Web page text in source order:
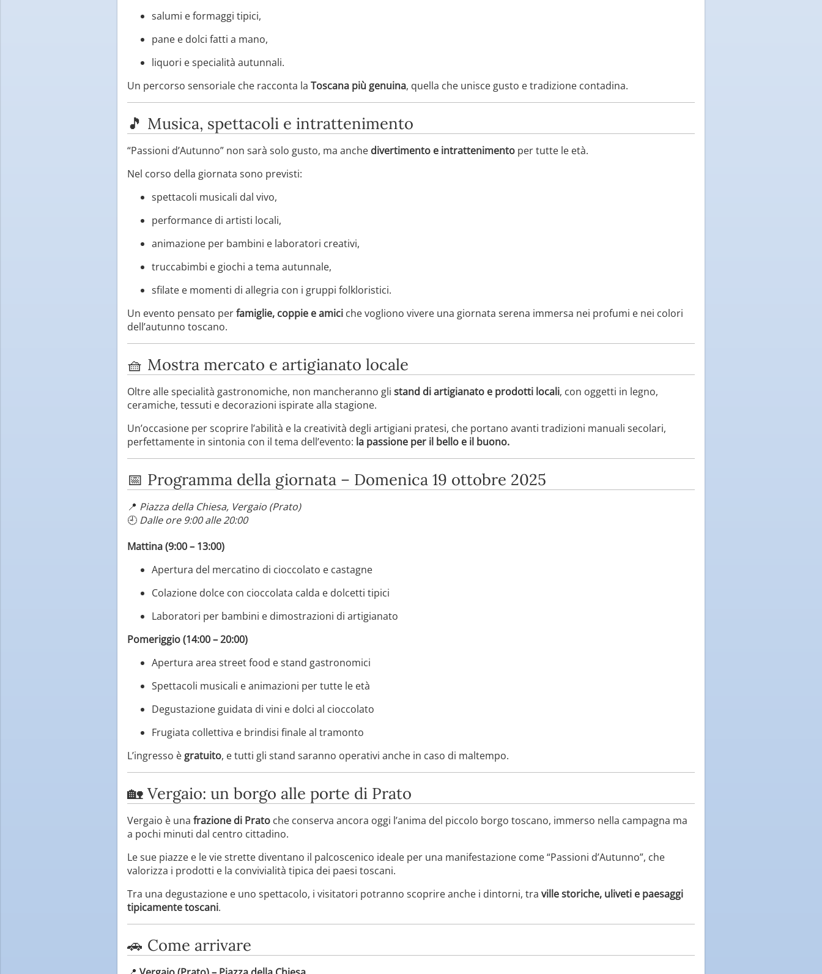
salumi e formaggi tipici,
pane e dolci fatti a mano,
liquori e specialità autunnali.
Un percorso sensoriale che racconta la Toscana più genuina, quella che unisce gusto e tradizione contadina.
🎵 Musica, spettacoli e intrattenimento
“Passioni d’Autunno” non sarà solo gusto, ma anche divertimento e intrattenimento per tutte le età.
Nel corso della giornata sono previsti:
spettacoli musicali dal vivo,
performance di artisti locali,
animazione per bambini e laboratori creativi,
truccabimbi e giochi a tema autunnale,
sfilate e momenti di allegria con i gruppi folkloristici.
Un evento pensato perfamiglie, coppie e amici che vogliono vivere una giornata serena immersa nei profumi e nei colori
dell’autunno toscano.
🧺 Mostra mercato e artigianato locale
Oltre alle specialità gastronomiche, non mancheranno gli stand di artigianato e prodotti locali, con oggetti in legno,
ceramiche, tessuti e decorazioni ispirate alla stagione.
Un’occasione per scoprire l’abilità e la creatività degli artigiani pratesi, che portano avanti tradizioni manuali secolari,
perfettamente in sintonia con il tema dell’evento: la passione per il bello e il buono.
📅 Programma della giornata – Domenica 19 ottobre 2025
📍 Piazza della Chiesa, Vergaio (Prato)
🕘 Dalle ore 9:00 alle 20:00
Mattina (9:00 – 13:00)
Apertura del mercatino di cioccolato e castagne
Colazione dolce con cioccolata calda e dolcetti tipici
Laboratori per bambini e dimostrazioni di artigianato
Pomeriggio (14:00 – 20:00)
Apertura area street food e stand gastronomici
Spettacoli musicali e animazioni per tutte le età
Degustazione guidata di vini e dolci al cioccolato
Frugiata collettiva e brindisi finale al tramonto
L’ingresso è gratuito, e tutti gli stand saranno operativi anche in caso di maltempo.
🏡 Vergaio: un borgo alle porte di Prato
Vergaio è una frazione di Prato che conserva ancora oggi l’anima del piccolo borgo toscano, immerso nella campagna ma
a pochi minuti dal centro cittadino.
Le sue piazze e le vie strette diventano il palcoscenico ideale per una manifestazione come “Passioni d’Autunno”, che
valorizza i prodotti e la convivialità tipica dei paesi toscani.
Tra una degustazione e uno spettacolo, i visitatori potranno scoprire anche i dintorni, tra ville storiche, uliveti e paesaggi
tipicamente toscani.
🚗 Come arrivare